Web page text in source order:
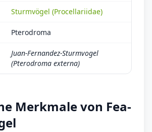
Sturmvögel (Procellariidae)
Pterodroma
Juan-Fernandez-Sturmvogel
(Pterodroma externa)
Merkmale von Fea-